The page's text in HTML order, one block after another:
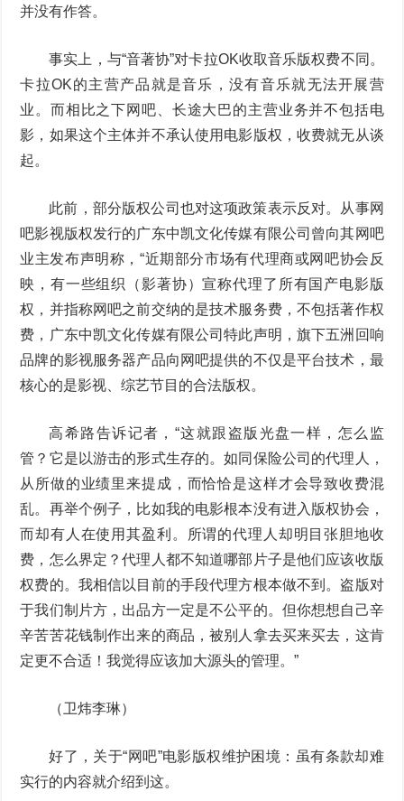
并没有作答。
事实上，与“音著协”对卡拉OK收取音乐版权费不同。
卡拉OK的主营产品就是音乐，没有音乐就无法开展营
业。而相比之下网吧、长途大巴的主营业务并不包括电
影，如果这个主体并不承认使用电影版权，收费就无从谈
起。
此前，部分版权公司也对这项政策表示反对。从事网
吧影视版权发行的广东中凯文化传媒有限公司曾向其网吧
业主发布声明称，“近期部分市场有代理商或网吧协会反
映，有一些组织（影著协）宣称代理了所有国产电影版
权，并指称网吧之前交纳的是技术服务费，不包括著作权
费，广东中凯文化传媒有限公司特此声明，旗下五洲回响
品牌的影视服务器产品向网吧提供的不仅是平台技术，最
核心的是影视、综艺节目的合法版权。
高希路告诉记者，“这就跟盗版光盘一样，怎么监
管？它是以游击的形式生存的。如同保险公司的代理人，
从所做的业绩里来提成，而恰恰是这样才会导致收费混
乱。再举个例子，比如我的电影根本没有进入版权协会，
而却有人在使用其盈利。所谓的代理人却明目张胆地收
费，怎么界定？代理人都不知道哪部片子是他们应该收版
权费的。我相信以目前的手段代理方根本做不到。盗版对
于我们制片方，出品方一定是不公平的。但你想想自己辛
辛苦苦花钱制作出来的商品，被别人拿去买来买去，这肯
定更不合适！我觉得应该加大源头的管理。”
（卫炜李琳）
好了，关于“网吧”电影版权维护困境：虽有条款却难
实行的内容就介绍到这。